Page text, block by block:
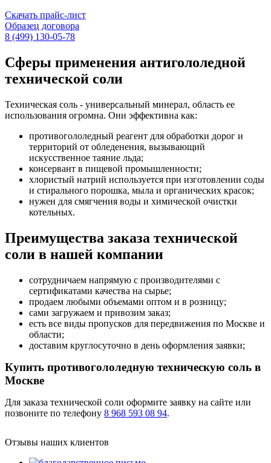
Скачать прайс-лист
Образец договора
8 (499) 130-05-78
Сферы применения антигололедной
технической соли
Техническая соль - универсальный минерал, область ее
использования огромна. Они эффективна как:
противогололедный реагент для обработки дорог и
территорий от обледенения, вызывающий
искусственное таяние льда;
консервант в пищевой промышленности;
хлористый натрий используется при изготовлении соды
и стирального порошка, мыла и органических красок;
нужен для смягчения воды и химической очистки
котельных.
Преимущества заказа технической
соли в нашей компании
сотрудничаем напрямую с производителями с
сертификатами качества на сырье;
продаем любыми объемами оптом и в розницу;
сами загружаем и привозим заказ;
есть все виды пропусков для передвижения по Москве и
области;
доставим круглосуточно в день оформления заявки;
Купить противогололедную техническую соль в
Москве
Для заказа технической соли оформите заявку на сайте или
позвоните по телефону 8 968 593 08 94.
Отзывы наших клиентов